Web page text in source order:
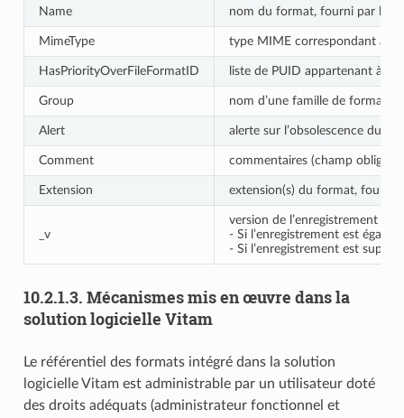
Name nom du format, fourni par le
MimeType type MIME correspondant à
HasPriorityOverFileFormatID liste de PUID appartenant à
Group nom d’une famille de formats
Alert alerte sur l’obsolescence du
Comment commentaires (champ
Extension extension(s) du format, fournie
_v
version de l’enregistrement
- Si l’enregistrement est égal à
- Si l’enregistrement est
10.2.1.3. Mécanismes mis en œuvre dans la
solution logicielle Vitam
Le référentiel des formats intégré dans la solution
logicielle Vitam est administrable par un utilisateur doté
des droits adéquats (administrateur fonctionnel et